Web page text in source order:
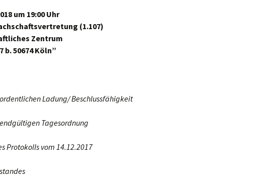
um 19:00 Uhr
(1.107)
Zentrum
b. 50674 Köln”
Ladung/ Beschlussfähigkeit
Tagesordnung
vom 14.12.2017